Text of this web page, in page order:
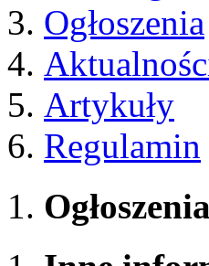
Ogłoszenia
Artykuły
Regulamin
Ogłoszenia